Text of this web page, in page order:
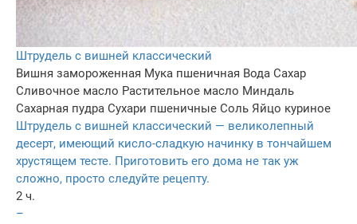
Штрудель с вишней классический
Вишня замороженная Мука пшеничная Вода Сахар
Сливочное масло Растительное масло Миндаль
Сахарная пудра Сухари пшеничные Соль Яйцо куриное
Штрудель с вишней классический — великолепный
десерт, имеющий кисло-сладкую начинку в тончайшем
хрустящем тесте. Приготовить его дома не так уж
сложно, просто следуйте рецепту.
2 ч.
–